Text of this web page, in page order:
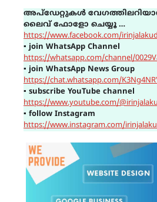
അപ്ഡേറ്റുകൾ
ലൈവ് ഫോളോ ചെയ്യൂ …
https://www.facebook.com/
▪ join WhatsApp Channel
https://whatsapp.com/channel/
▪ join WhatsApp News Group
https://chat.whatsapp.com/
▪ subscribe YouTube channel
https://www.youtube.com/
▪ follow Instagram
https://www.instagram.com/